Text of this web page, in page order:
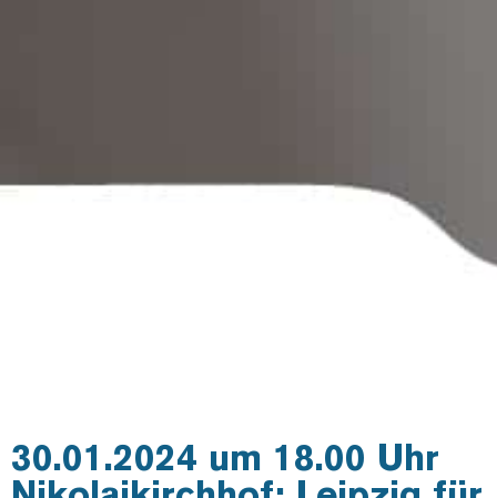
30.01.2024 um 18.00 Uhr